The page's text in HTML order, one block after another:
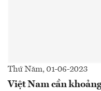
Thứ Năm, 01-06-2023
Việt Nam cần